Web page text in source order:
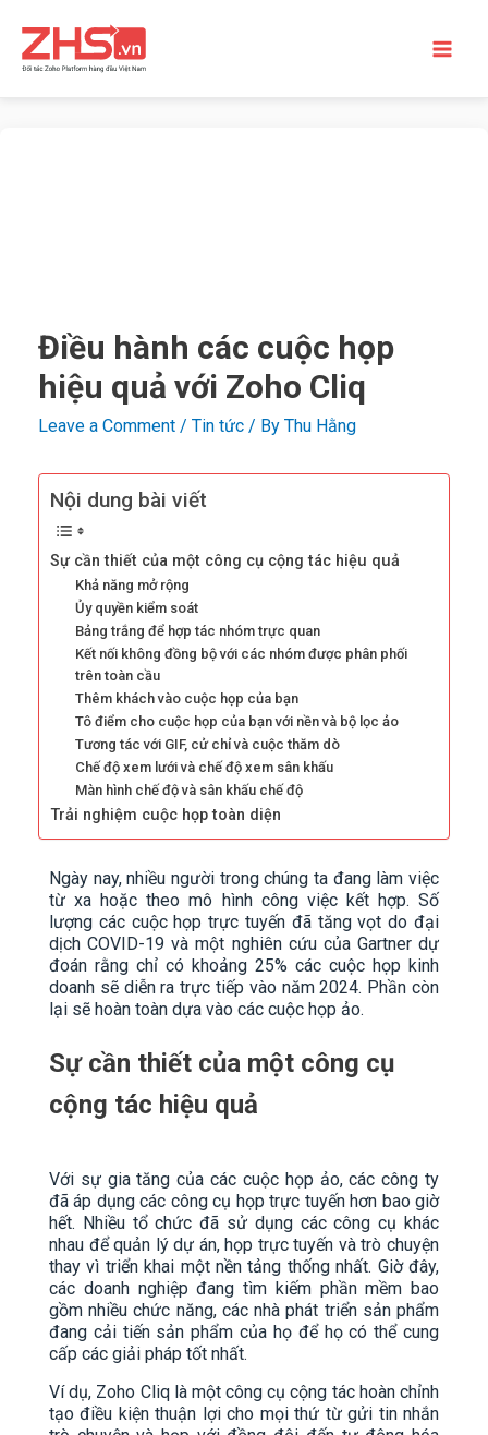
Điều hành các cuộc họp
hiệu quả với Zoho Cliq
Leave a Comment / Tin tức / By Thu Hằng
Nội dung bài viết
Sự cần thiết của một công cụ cộng tác hiệu quả
Khả năng mở rộng
Ủy quyền kiểm soát
Bảng trắng để hợp tác nhóm trực quan
Kết nối không đồng bộ với các nhóm được phân phối
trên toàn cầu
Thêm khách vào cuộc họp của bạn
Tô điểm cho cuộc họp của bạn với nền và bộ lọc ảo
Tương tác với GIF, cử chỉ và cuộc thăm dò
Chế độ xem lưới và chế độ xem sân khấu
Màn hình chế độ và sân khấu chế độ
Trải nghiệm cuộc họp toàn diện
Ngày nay, nhiều người trong chúng ta đang làm việc
từ xa hoặc theo mô hình công việc kết hợp. Số
lượng các cuộc họp trực tuyến đã tăng vọt do đại
dịch COVID-19 và một nghiên cứu của Gartner dự
đoán rằng chỉ có khoảng 25% các cuộc họp kinh
doanh sẽ diễn ra trực tiếp vào năm 2024. Phần còn
lại sẽ hoàn toàn dựa vào các cuộc họp ảo.
Sự cần thiết của một công cụ
cộng tác hiệu quả
Với sự gia tăng của các cuộc họp ảo, các công ty
đã áp dụng các công cụ họp trực tuyến hơn bao giờ
hết. Nhiều tổ chức đã sử dụng các công cụ khác
nhau để quản lý dự án, họp trực tuyến và trò chuyện
thay vì triển khai một nền tảng thống nhất. Giờ đây,
các doanh nghiệp đang tìm kiếm phần mềm bao
gồm nhiều chức năng, các nhà phát triển sản phẩm
đang cải tiến sản phẩm của họ để họ có thể cung
cấp các giải pháp tốt nhất.
Ví dụ, Zoho Cliq là một công cụ cộng tác hoàn chỉnh
tạo điều kiện thuận lợi cho mọi thứ từ gửi tin nhắn